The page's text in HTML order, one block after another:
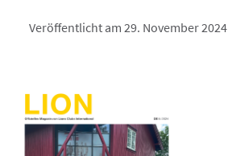
Veröffentlicht am 29. November 2024